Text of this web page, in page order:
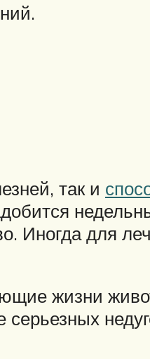
так и
Иногда для
жизни